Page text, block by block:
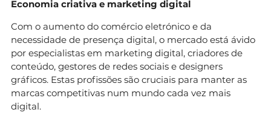
Economia criativa e marketing digital
Com o aumento do comércio eletrónico e da
necessidade de presença digital, o mercado está ávido
por especialistas em marketing digital, criadores de
conteúdo, gestores de redes sociais e designers
gráficos. Estas profissões são cruciais para manter as
marcas competitivas num mundo cada vez mais
digital.